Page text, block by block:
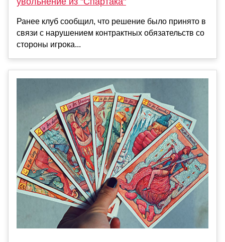
Ранее клуб сообщил, что решение было принято в
связи с нарушением контрактных обязательств со
стороны игрока...